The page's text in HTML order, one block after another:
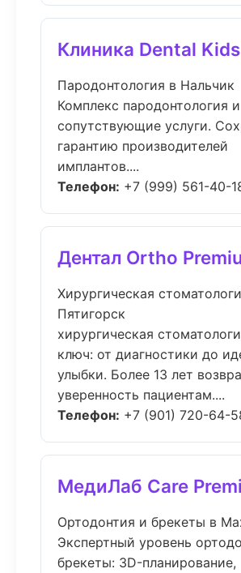
Клиника Dental Kids
Пародонтология в Нальчик
Комплекс пародонтология и
сопутствующие услуги.
гарантию производителей
имплантов....
Телефон: +7 (999) 561-40-
Дентал Ortho
Хирургическая
Пятигорск
хирургическая
ключ: от диагностики до
улыбки. Более 13 лет
уверенность пациентам....
Телефон: +7 (901) 720-64-
МедиЛаб Care
Ортодонтия и брекеты в
Экспертный уровень
брекеты: 3D-планирование,